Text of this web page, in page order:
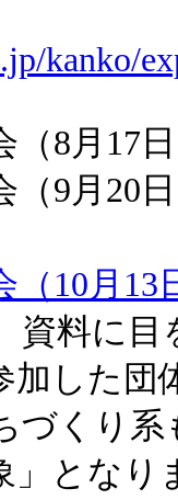
kanko/
（8月17
（9月20
（10月13
資料に目
団体
づくり
」となり